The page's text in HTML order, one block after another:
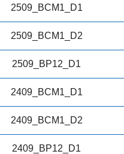
2509_BCM1_D1
2509_BCM1_D2
2509_BP12_D1
2409_BCM1_D1
2409_BCM1_D2
2409_BP12_D1